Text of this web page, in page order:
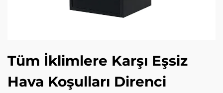
Tüm İklimlere Karşı Eşsiz
Hava Koşulları Direnci